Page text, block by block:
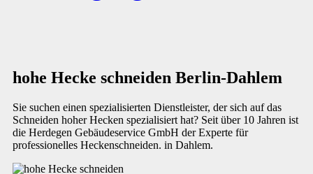
hohe Hecke schneiden Berlin-Dahlem
Sie suchen einen spezialisierten Dienstleister, der sich auf das
Schneiden hoher Hecken spezialisiert hat? Seit über 10 Jahren ist
die Herdegen Gebäudeservice GmbH der Experte für
professionelles Heckenschneiden. in Dahlem.